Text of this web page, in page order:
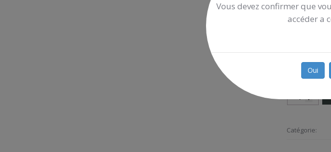
TEMPO
25.00 €
Catégorie:
Vous devez confirmer que
accéder a
Oui